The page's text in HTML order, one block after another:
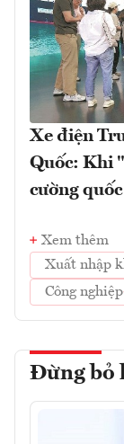
Xe điện
Quốc: Khi
cường
Xem thêm
Xuất nhập
Công nghiệp
Đừng bỏ